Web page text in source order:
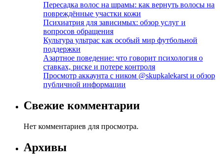
Пересадка волос на шрамы: как вернуть волосы на
повреждённые участки кожи
Психиатрия для зависимых: обзор услуг и
вопросов обращения
Культура ультрас как особый мир футбольной
поддержки
Азартное поведение: что говорит психология о
ставках, риске и потере контроля
Просмотр аккаунта с ником @skupkalekarst и обзор
публичной информации
Свежие комментарии
Нет комментариев для просмотра.
Архивы